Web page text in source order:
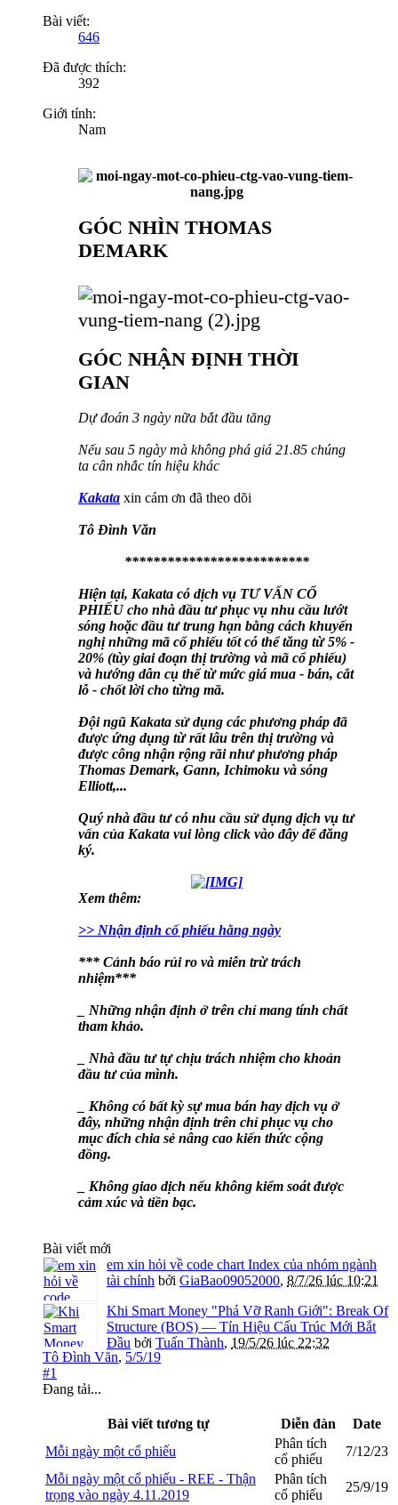
Bài viết:
646
Đã được thích:
392
Giới tính:
Nam
GÓC NHÌN THOMAS
DEMARK
GÓC NHẬN ĐỊNH THỜI
GIAN
Dự đoán 3 ngày nữa bắt đầu tăng
Nếu sau 5 ngày mà không phá giá 21.85 chúng
ta cân nhắc tín hiệu khác
Kakata xin cám ơn đã theo dõi
Tô Đình Văn
**************************
Hiện tại, Kakata có dịch vụ TƯ VẤN CỔ
PHIẾU cho nhà đầu tư phục vụ nhu cầu lướt
sóng hoặc đầu tư trung hạn bằng cách khuyến
nghị những mã cổ phiếu tốt có thể tăng từ 5% -
20% (tùy giai đoạn thị trường và mã cổ phiếu)
và hướng dẫn cụ thể từ mức giá mua - bán, cắt
lỗ - chốt lời cho từng mã.
Đội ngũ Kakata sử dụng các phương pháp đã
được ứng dụng từ rất lâu trên thị trường và
được công nhận rộng rãi như phương pháp
Thomas Demark, Gann, Ichimoku và sóng
Elliott,...
Quý nhà đầu tư có nhu cầu sử dụng dịch vụ tư
vấn của Kakata vui lòng click vào đây để đăng
ký.
Xem thêm:
>> Nhận định cố phiếu hằng ngày
*** Cảnh báo rủi ro và miễn trừ trách
nhiệm***
_ Những nhận định ở trên chỉ mang tính chất
tham khảo.
_ Nhà đầu tư tự chịu trách nhiệm cho khoản
đầu tư của mình.
_ Không có bất kỳ sự mua bán hay dịch vụ ở
đây, những nhận định trên chỉ phục vụ cho
mục đích chia sẻ nâng cao kiến thức cộng
đồng.
_ Không giao dịch nếu không kiểm soát được
cảm xúc và tiền bạc.
Bài viết mới
em xin hỏi về code chart Index của nhóm ngành
tài chính bởi GiaBao09052000, 8/7/26 lúc 10:21
Khi Smart Money "Phá Vỡ Ranh Giới": Break Of
Structure (BOS) — Tín Hiệu Cấu Trúc Mới Bắt
Đầu bởi Tuấn Thành, 19/5/26 lúc 22:32
Tô Đình Văn, 5/5/19
#1
Đang tải...
Bài viết tương tự Diễn đàn
Date
Mỗi ngày một cổ phiếu
Phân tích
cổ phiếu
7/12/23
Mỗi ngày một cổ phiếu - REE - Thận
trọng vào ngày 4.11.2019
Phân tích
cổ phiếu
25/9/19